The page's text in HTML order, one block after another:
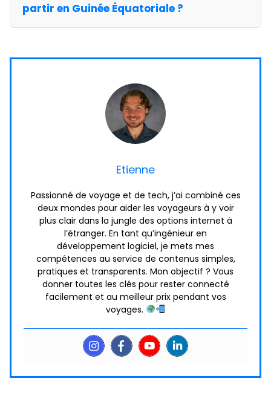
partir en Guinée Équatoriale ?
Etienne
Passionné de voyage et de tech, j’ai combiné ces
deux mondes pour aider les voyageurs à y voir
plus clair dans la jungle des options internet à
l’étranger. En tant qu’ingénieur en
développement logiciel, je mets mes
compétences au service de contenus simples,
pratiques et transparents. Mon objectif ? Vous
donner toutes les clés pour rester connecté
facilement et au meilleur prix pendant vos
voyages.